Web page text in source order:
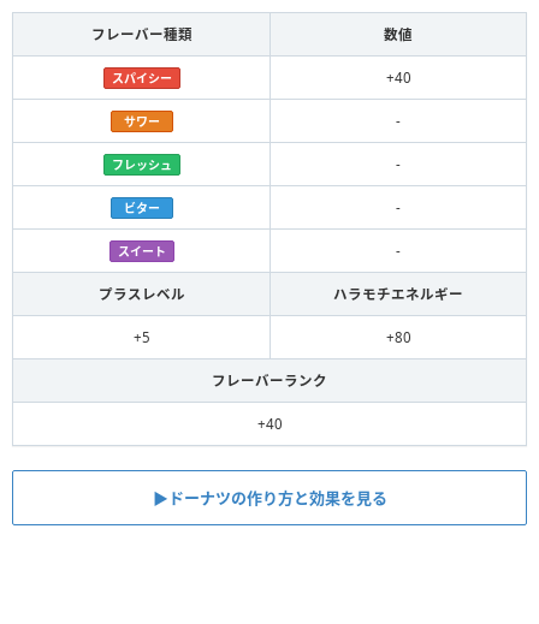
フレーバー種類 数値
スパイシー +40
サワー -
フレッシュ -
ビター -
スイート -
プラスレベル ハラモチエネルギー
+5 +80
フレーバーランク
+40
▶︎ドーナツの作り方と効果を見る